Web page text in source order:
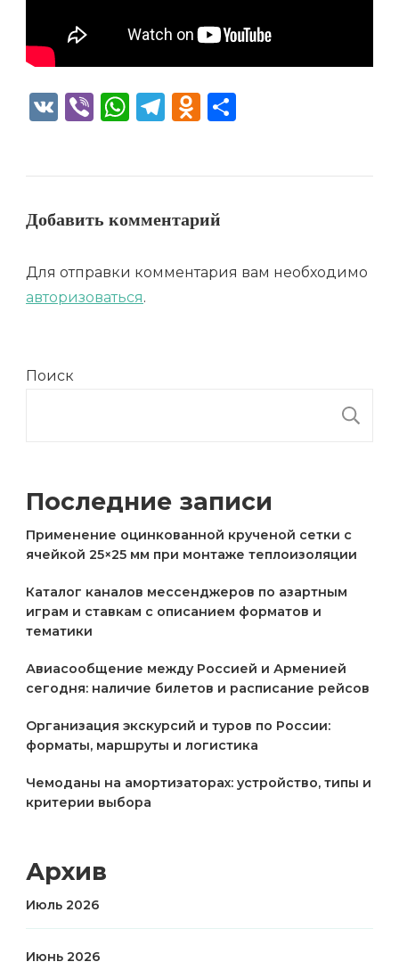
VK ViberWhatsApp
Telegram
Odnoklassniki
Добавить комментарий
Для отправки комментария вам необходимо
авторизоваться.
Поиск
Последние записи
Применение оцинкованной крученой сетки с
ячейкой 25×25 мм при монтаже теплоизоляции
Каталог каналов мессенджеров по азартным
играм и ставкам с описанием форматов и
тематики
Авиасообщение между Россией и Арменией
сегодня: наличие билетов и расписание рейсов
Организация экскурсий и туров по России:
форматы, маршруты и логистика
Чемоданы на амортизаторах: устройство, типы и
критерии выбора
Архив
Июль 2026
Июнь 2026